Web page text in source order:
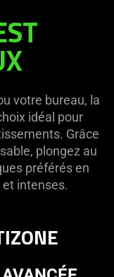
votre bureau, la
idéal pour
Grâce
plongez au
préférés en
intenses.